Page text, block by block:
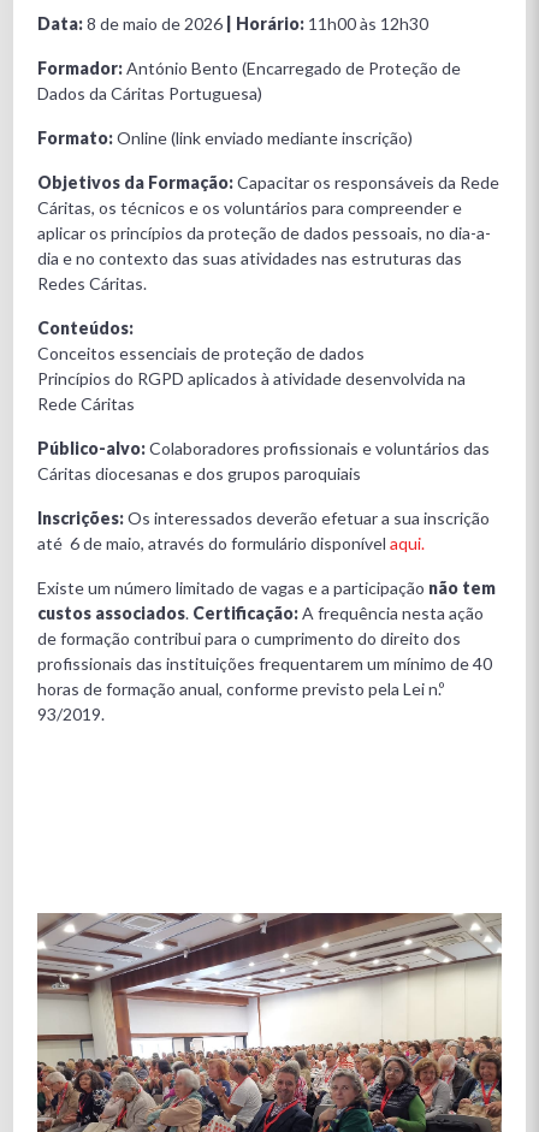
Data:8 de maio de 2026 | Horário: 11h00 às 12h30
Formador:António Bento (Encarregado de Proteção de
Dados da Cáritas Portuguesa)
Formato:Online (link enviado mediante inscrição)
Objetivos da Formação:Capacitar os responsáveis da Rede
Cáritas, os técnicos e os voluntários para compreender e
aplicar os princípios da proteção de dados pessoais, no dia-a-
dia e no contexto das suas atividades nas estruturas das
Redes Cáritas.
Conteúdos:
Conceitos essenciais de proteção de dados
Princípios do RGPD aplicados à atividade desenvolvida na
Rede Cáritas
Público-alvo:Colaboradores profissionais e voluntários das
Cáritas diocesanas e dos grupos paroquiais
Inscrições:Os interessados deverão efetuar a sua inscrição
até 6 de maio, através do formulário disponível aqui.
Existe um número limitado de vagas e a participação não tem
custos associados. Certificação:A frequência nesta ação
de formação contribui para o cumprimento do direito dos
profissionais das instituições frequentarem um mínimo de 40
horas de formação anual, conforme previsto pela Lei n.º
93/2019.